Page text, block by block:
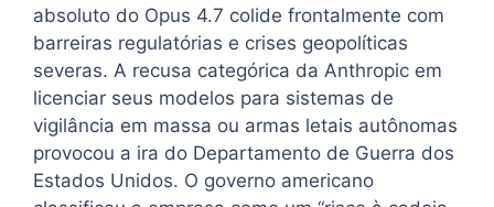
absoluto do Opus 4.7 colide frontalmente com
barreiras regulatórias e crises geopolíticas
severas. A recusa categórica da Anthropic em
licenciar seus modelos para sistemas de
vigilância em massa ou armas letais autônomas
provocou a ira do Departamento de Guerra dos
Estados Unidos. O governo americano